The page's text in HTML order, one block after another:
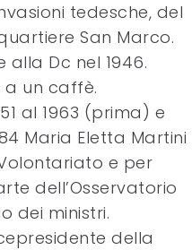
tedesche, del
San Marco.
Dc nel 1946.
a un caffè.
al 1963 (prima) e
Maria Eletta Martini
e per
dell’Osservatorio
dei ministri.
della